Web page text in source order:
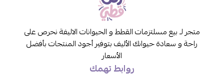
متجر لـ بيع مسلتزمات القطط و الحيوانات الاليفة نحرص على
راحة و سعادة حيوانك الأليف بتوفير أجود المنتجات بأفضل
الأسعار
روابط تهمك